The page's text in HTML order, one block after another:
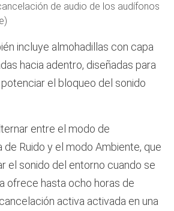
de audio de los audífonos
incluye almohadillas con capa
hacia adentro, diseñadas para
el bloqueo del sonido
entre el modo de
de Ruido y el modo Ambiente, que
el sonido del entorno cuando se
ofrece hasta ocho horas de
activa activada en una